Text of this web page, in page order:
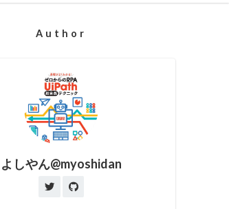
Author
よしやん@myoshidan